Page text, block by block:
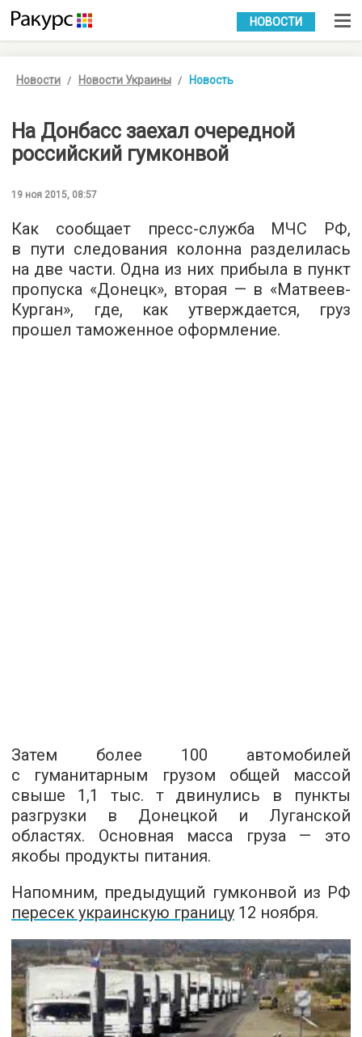
УКР РУС
НОВОСТИ
Новости Новости Украины Новость
На Донбасс заехал очередной
российский гумконвой
19 ноя 2015, 08:57
Как сообщает пресс-службаМЧС РФ,
в пути следования колонна разделилась
на две части. Одна из них прибыла в пункт
пропуска «Донецк», вторая — в «Матвеев-
Курган», где, как утверждается, груз
прошел таможенное оформление.
Затем более 100 автомобилей
с гуманитарным грузом общей массой
свыше 1,1 тыс. т двинулись в пункты
разгрузки в Донецкой и Луганской
областях. Основная масса груза — это
якобы продукты питания.
Напомним, предыдущий гумконвой из РФ
пересек украинскую границу 12 ноября.